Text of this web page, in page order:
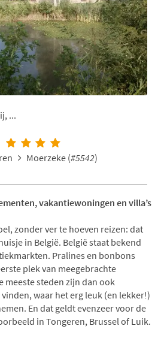
...
Moerzeke (#5542)
vakantiewoningen en villa’s
zonder ver te hoeven reizen: dat
in België. België staat bekend
Pralines en bonbons
plek van meegebrachte
meeste steden zijn dan ook
waar het erg leuk (en lekker!)
En dat geldt evenzeer voor de
in Tongeren, Brussel of Luik.